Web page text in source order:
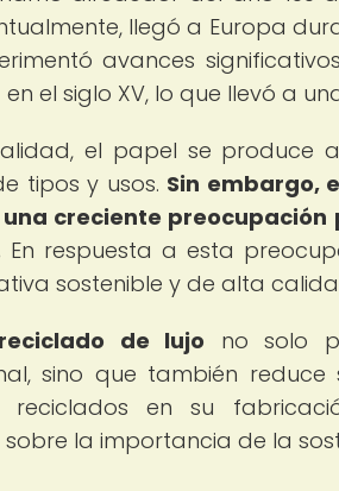
llegó a Europa
avances
el siglo XV, lo que llevó a
el papel se produce
tipos y usos. Sin embargo,
creciente
En respuesta a esta
sostenible y de alta
de lujo no solo
sino que también
reciclados en su
la importancia de la